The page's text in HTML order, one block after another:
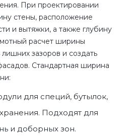
При проектировании
стены, расположение
и вытяжки, а также глубину
расчет ширины
зазоров и создать
Стандартная ширина
:
для специй, бутылок,
Подходят для
и доборных зон.